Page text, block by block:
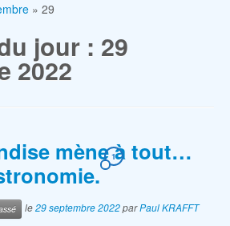
» 29
jour : 29
2022
mène à tout…
1
le29 septembre 2022parPaul KRAFFT